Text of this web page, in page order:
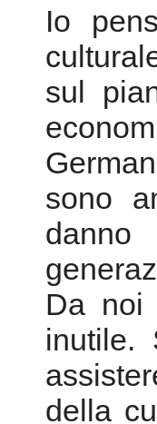
Io
sul
sono
Da noi
inutile.
della